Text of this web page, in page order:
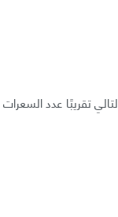
تقريبًا عدد السعرات